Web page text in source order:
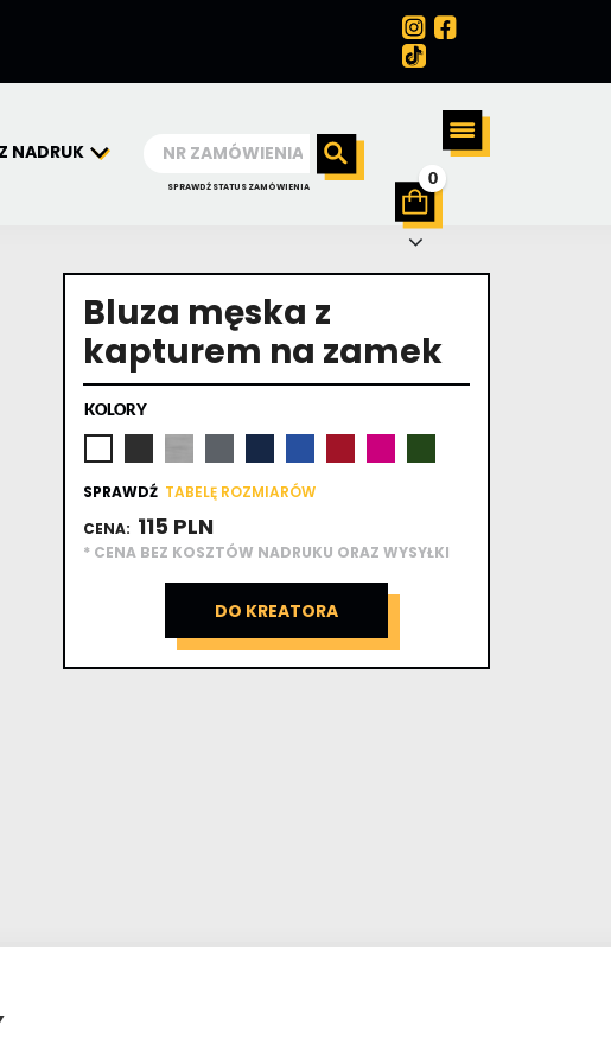
NADRUK
SPRAWDŹ STATUS ZAMÓWIENIA 0
Bluza męska z
kapturem na zamek
KOLORY
SPRAWDŹ TABELĘ ROZMIARÓW
CENA: 115 PLN
* CENA BEZ KOSZTÓW NADRUKU ORAZ WYSYŁKI
DO KREATORA